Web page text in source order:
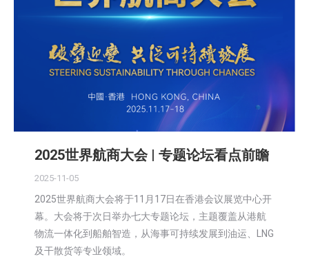
2025世界航商大会 | 专题论坛看点前瞻
2025-11-05
2025世界航商大会将于11月17日在香港会议展览中心开
幕。大会将于次日举办七大专题论坛，主题覆盖从港航
物流一体化到船舶智造，从海事可持续发展到油运、LNG
及干散货等专业领域。